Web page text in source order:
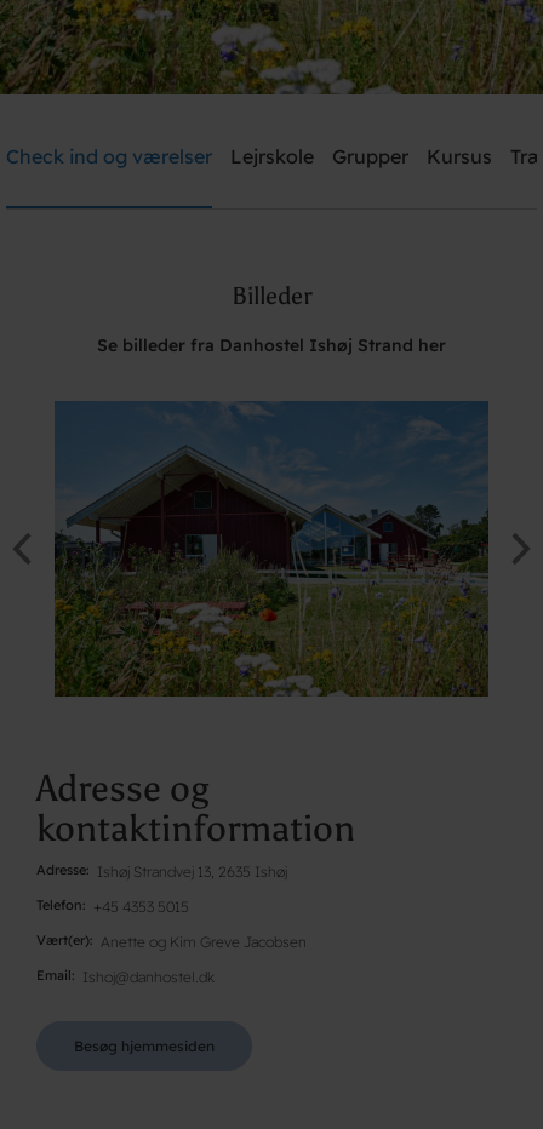
Brug for hjælp? Ring+45 4353 5015
Check ind og værelser Lejrskole Grupper Kursus
Billeder
Se billeder fra Danhostel Ishøj Strand her
Adresse og
kontaktinformation
Adresse Ishøj Strandvej 13, 2635 Ishøj
Telefon +45 4353 5015
Vært(er) Anette og Kim Greve Jacobsen
Email Ishoj@danhostel.dk
Besøg hjemmesiden